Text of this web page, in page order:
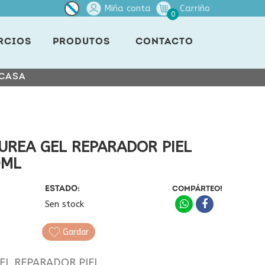
Miña conta
0
Carriño
PRODUTOS CONTACTO
GEL REPARADOR PIEL
ESTADO:
Sen stock
COMPÁRTEO!
Gardar